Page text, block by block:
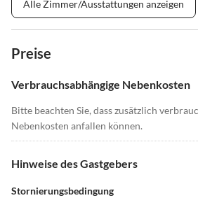
Alle Zimmer/Ausstattungen anzeigen
Preise
Verbrauchsabhängige Nebenkosten
Bitte beachten Sie, dass zusätzlich
Nebenkosten anfallen können.
Hinweise des Gastgebers
Stornierungsbedingung